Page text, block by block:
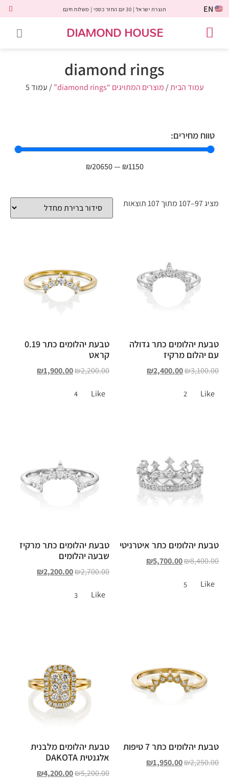
EN תוצרת ישראל | 30 יום החזר כספי | משלוח חינם
DIAMOND HOUSE
diamond rings
עמוד הבית/ מוצרים המתויגים “diamond rings” / עמוד 5
טווח מחירים:
₪1150
—
₪20650
מציג 97–107 מתוך 107 תוצאות
טבעת יהלומים כתר גדולה
עם יהלום מרקיז
₪3,100.00
₪2,400.00
Like
2
טבעת יהלומים כתר 0.19
קראט
₪2,200.00
₪1,900.00
Like
4
טבעת יהלומים כתר איטרניטי
₪8,400.00
₪5,700.00
Like
5
טבעת יהלומים כתר מרקיז
שבעה יהלומים
₪2,700.00
₪2,200.00
Like
3
טבעת יהלומים כתר 7 טיפות
₪2,250.00
₪1,950.00
טבעת יהלומים מלבנית
אלגנטית DAKOTA
₪5,200.00
₪4,200.00